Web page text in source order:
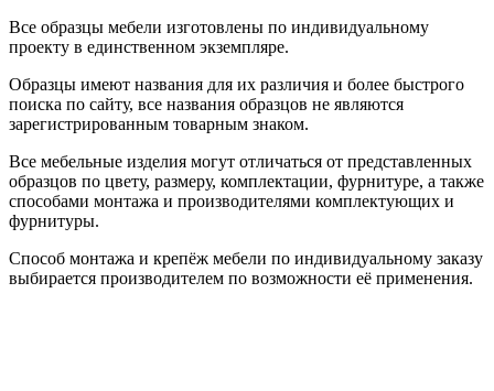
Все образцы мебели изготовлены по индивидуальному
проекту в единственном экземпляре.
Образцы имеют названия для их различия и более быстрого
поиска по сайту, все названия образцов не являются
зарегистрированным товарным знаком.
Все мебельные изделия могут отличаться от представленных
образцов по цвету, размеру, комплектации, фурнитуре, а также
способами монтажа и производителями комплектующих и
фурнитуры.
Способ монтажа и крепёж мебели по индивидуальному заказу
выбирается производителем по возможности её применения.